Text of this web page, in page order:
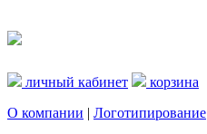
личный кабинет
корзина
О компании | Логотипирование